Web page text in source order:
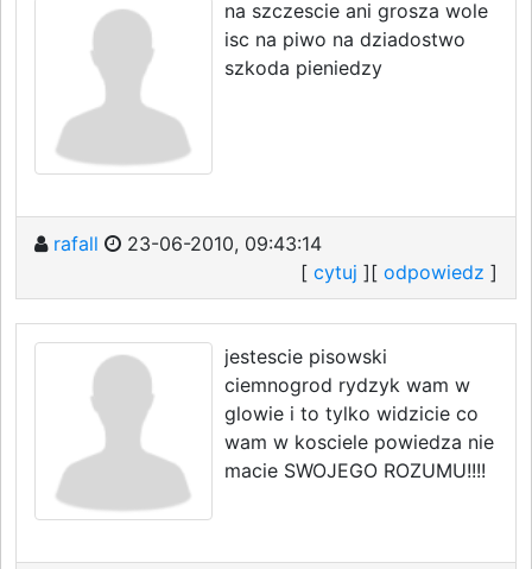
na szczescie ani grosza wole
isc na piwo na dziadostwo
szkoda pieniedzy
rafall
23-06-2010, 09:43:14
[ cytuj ][ odpowiedz ]
jestescie pisowski
ciemnogrod rydzyk wam w
glowie i to tylko widzicie co
wam w kosciele powiedza nie
macie SWOJEGO ROZUMU!!!!